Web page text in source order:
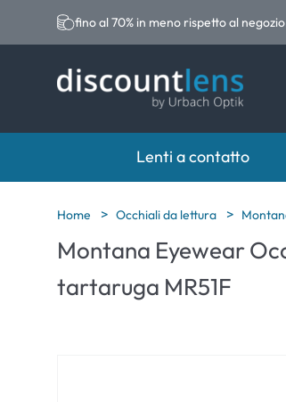
fino al 70% in meno rispetto al
Lenti a contatto
Marche
Acuvue
Biotrue
Home Occhiali da lettura
Montana Eyewear
tartaruga MR51F